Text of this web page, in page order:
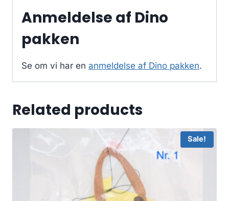
Anmeldelse af Dino
pakken
Se om vi har en anmeldelse af Dino pakken.
Related products
Sale!